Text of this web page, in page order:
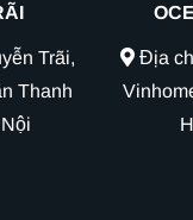
Trãi,
Thanh
Địa